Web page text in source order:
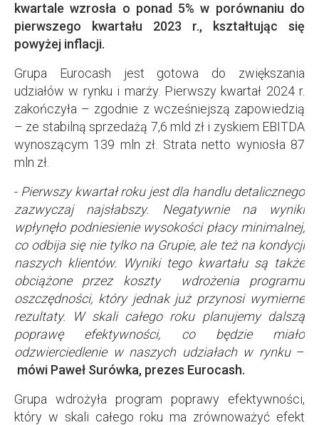
kwartale wzrosła o ponad 5% w porównaniu do
pierwszego kwartału 2023 r., kształtując się
powyżej inflacji.
Grupa Eurocash jest gotowa do zwiększania
udziałów w rynku i marży. Pierwszy kwartał 2024 r.
zakończyła – zgodnie z wcześniejszą zapowiedzią
– ze stabilną sprzedażą 7,6 mld zł i zyskiem EBITDA
wynoszącym 139 mln zł. Strata netto wyniosła 87
mln zł.
- Pierwszy kwartał roku jest dla handlu detalicznego
zazwyczaj najsłabszy. Negatywnie na wyniki
wpłynęło podniesienie wysokości płacy minimalnej,
co odbija się nie tylko na Grupie, ale też na kondycji
naszych klientów. Wyniki tego kwartału są także
obciążone przez koszty wdrożenia programu
oszczędności, który jednak już przynosi wymierne
rezultaty. W skali całego roku planujemy dalszą
poprawę efektywności, co będzie miało
odzwierciedlenie w naszych udziałach w rynku–
mówi Paweł Surówka, prezes Eurocash.
Grupa wdrożyła program poprawy efektywności,
który w skali całego roku ma zrównoważyć efekt